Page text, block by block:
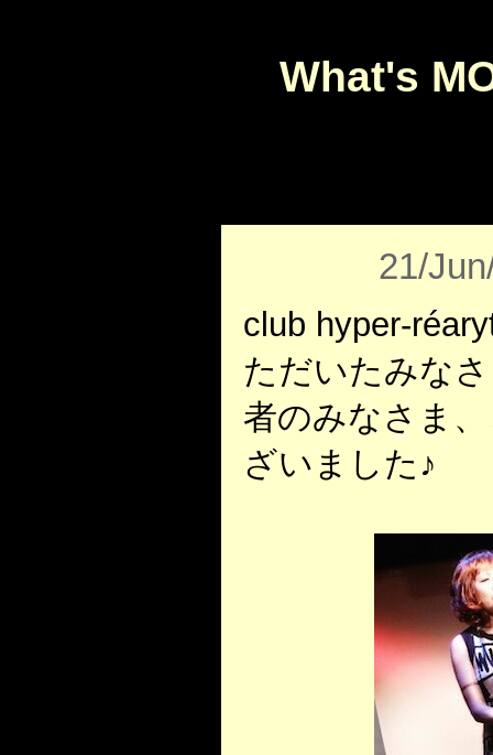
What's
21/
club hyper-
ただいたみな
者のみなさま
ざいました♪